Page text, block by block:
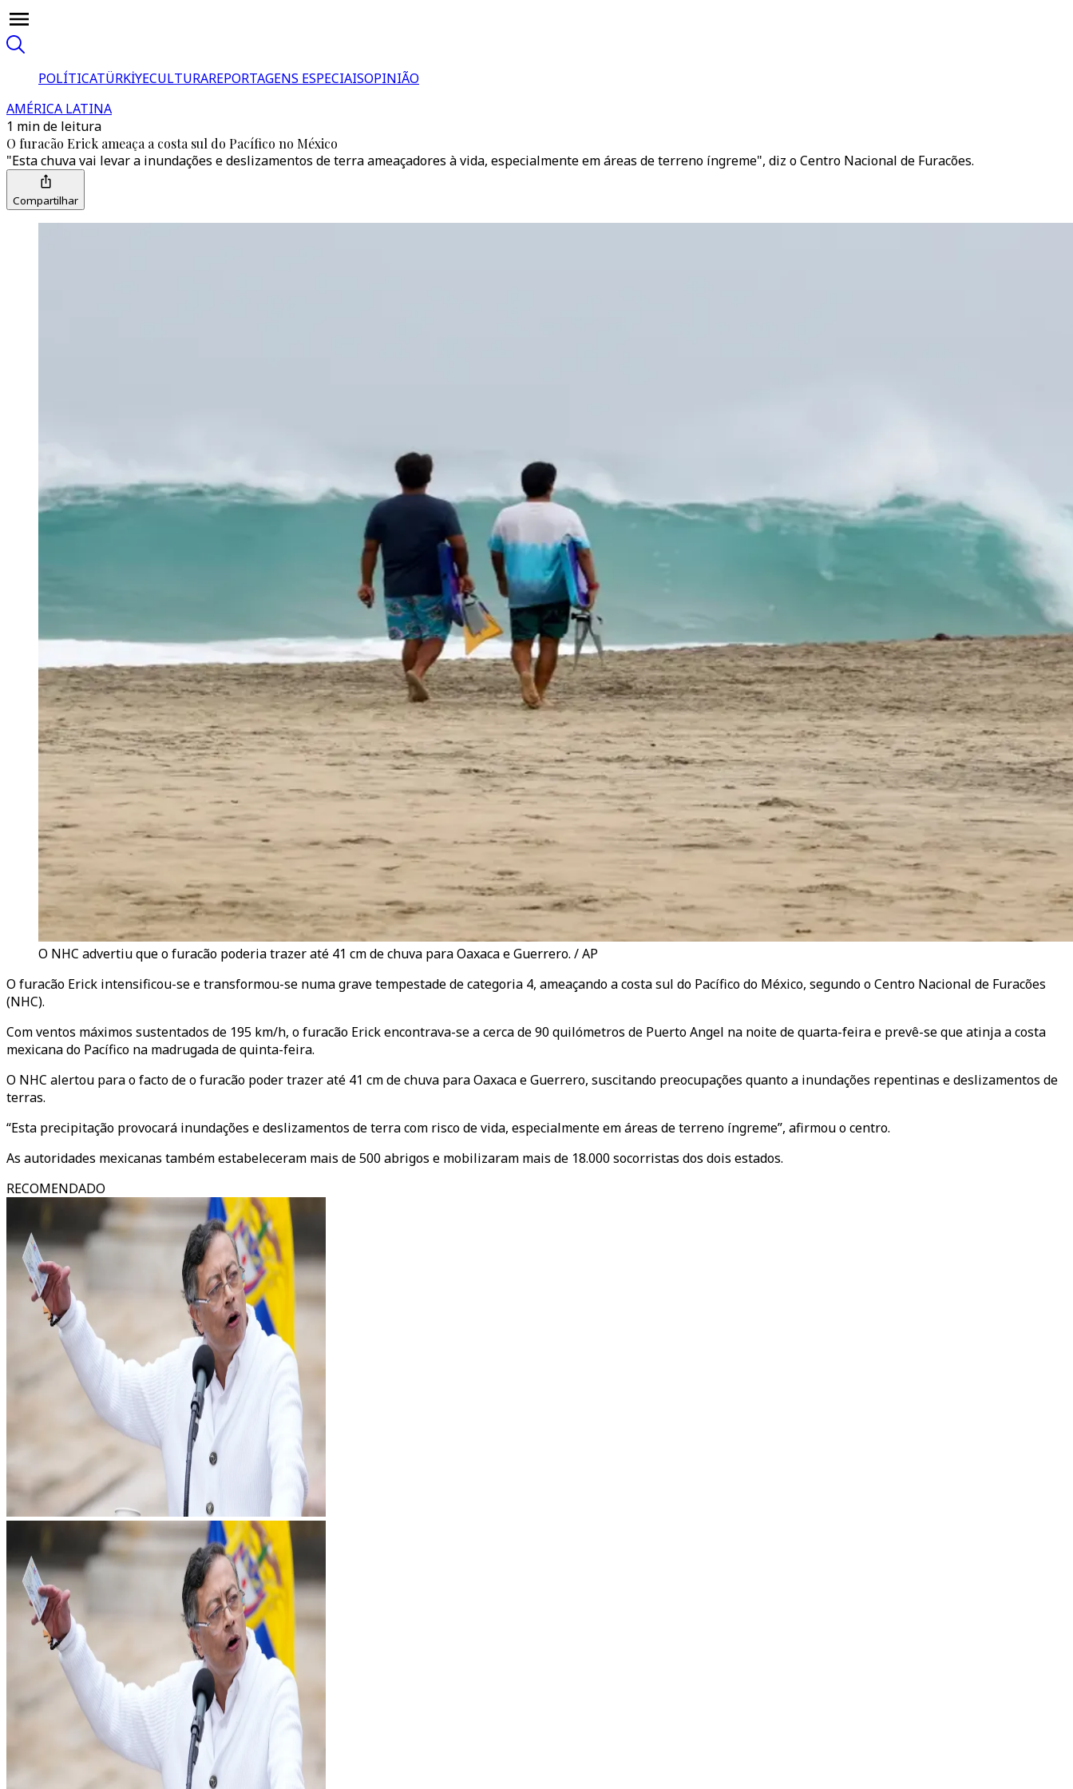
POLÍTICATÜRKİYECULTURAREPORTAGENS ESPECIAISOPINIÃO
AMÉRICA LATINA
1 min de leitura
O furacão Erick ameaça a costa sul do Pacífico no México
"Esta chuva vai levar a inundações e deslizamentos de terra ameaçadores à vida, especialmente em áreas de terreno íngreme", diz o Centro Nacional de Furacões.
Compartilhar
O NHC advertiu que o furacão poderia trazer até 41 cm de chuva para Oaxaca e Guerrero. / AP
O furacão Erick intensificou-se e transformou-se numa grave tempestade de categoria 4, ameaçando a costa sul do Pacífico do México, segundo o Centro Nacional de Furacões
(NHC).
Com ventos máximos sustentados de 195 km/h, o furacão Erick encontrava-se a cerca de 90 quilómetros de Puerto Angel na noite de quarta-feira e prevê-se que atinja a costa
mexicana do Pacífico na madrugada de quinta-feira.
O NHC alertou para o facto de o furacão poder trazer até 41 cm de chuva para Oaxaca e Guerrero, suscitando preocupações quanto a inundações repentinas e deslizamentos de
terras.
“Esta precipitação provocará inundações e deslizamentos de terra com risco de vida, especialmente em áreas de terreno íngreme”, afirmou o centro.
As autoridades mexicanas também estabeleceram mais de 500 abrigos e mobilizaram mais de 18.000 socorristas dos dois estados.
RECOMENDADO